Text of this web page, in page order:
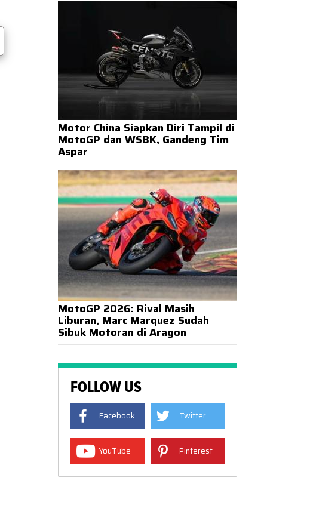
Motor China Siapkan Diri Tampil di
MotoGP dan WSBK, Gandeng Tim
Aspar
MotoGP 2026: Rival Masih
Liburan, Marc Marquez Sudah
Sibuk Motoran di Aragon
FOLLOW US
Facebook Twitter
YouTube Pinterest